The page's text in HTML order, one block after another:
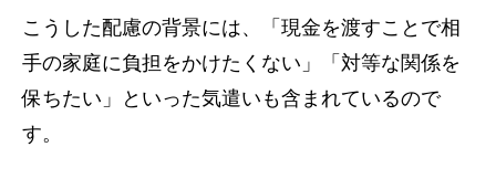
こうした配慮の背景には、「現金を渡すことで相
手の家庭に負担をかけたくない」「対等な関係を
保ちたい」といった気遣いも含まれているので
す。